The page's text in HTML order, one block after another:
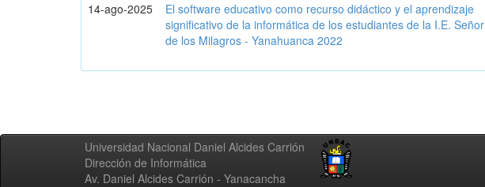
14-ago-2025
El software educativo como recurso didáctico y el aprendizaje
significativo de la informática de los estudiantes de la I.E. Señor
de los Milagros - Yanahuanca 2022
Universidad Nacional Daniel Alcides Carrión
Dirección de Informática
Av. Daniel Alcides Carrión - Yanacancha